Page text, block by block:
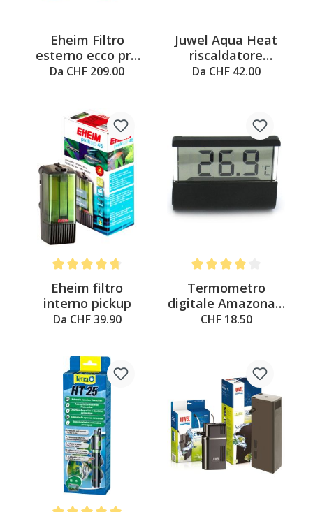
Eheim Filtro
esterno ecco pro
media+
Da CHF 209.00
Juwel Aqua Heat
riscaldatore
regolabile
Da CHF 42.00
Average rating of 4.6 out of 5 stars
Eheim filtro
interno pickup
Da CHF 39.90
Termometro
digitale Amazonas,
nero, 6x4.5x1.8 cm
CHF 18.50